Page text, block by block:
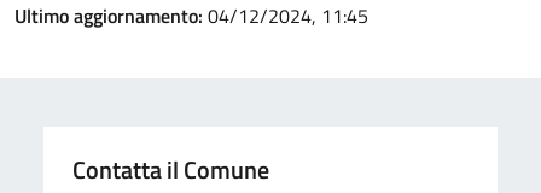
Ultimo aggiornamento: 04/12/2024, 11:45
Contatta il Comune